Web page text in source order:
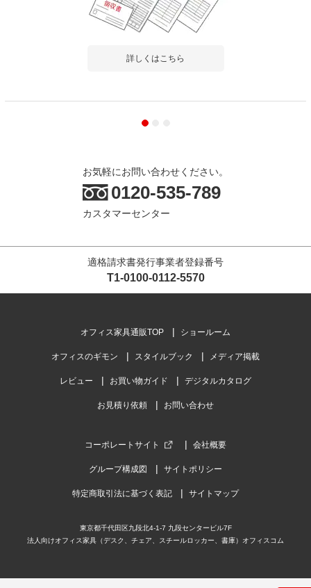
詳しくはこちら
お気軽にお問い合わせください。
0120-535-789
カスタマーセンター
適格請求書発行事業者登録番号
T1-0100-0112-5570
オフィス家具通販TOP ショールーム
オフィスのギモン スタイルブック メディア掲載
レビュー お買い物ガイド デジタルカタログ
お見積り依頼 お問い合わせ
コーポレートサイト 会社概要
グループ構成図 サイトポリシー
特定商取引法に基づく表記 サイトマップ
東京都千代田区九段北4-1-7 九段センタービル7F
法人向けオフィス家具（デスク、チェア、スチールロッカー、書庫）オフィスコム